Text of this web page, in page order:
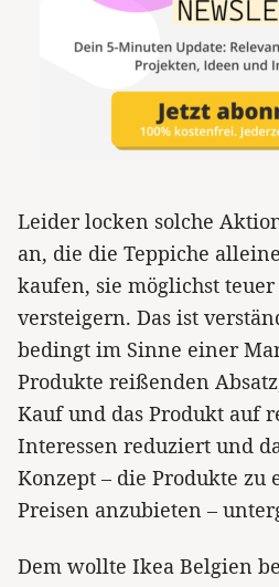
Leider locken solche
an, die die Teppiche
kaufen, sie möglichst
versteigern. Das ist
bedingt im Sinne einer
Produkte reißenden
Kauf und das Produkt auf
Interessen reduziert und
Konzept – die Produkte zu
Preisen anzubieten –
Dem wollte Ikea Belgien